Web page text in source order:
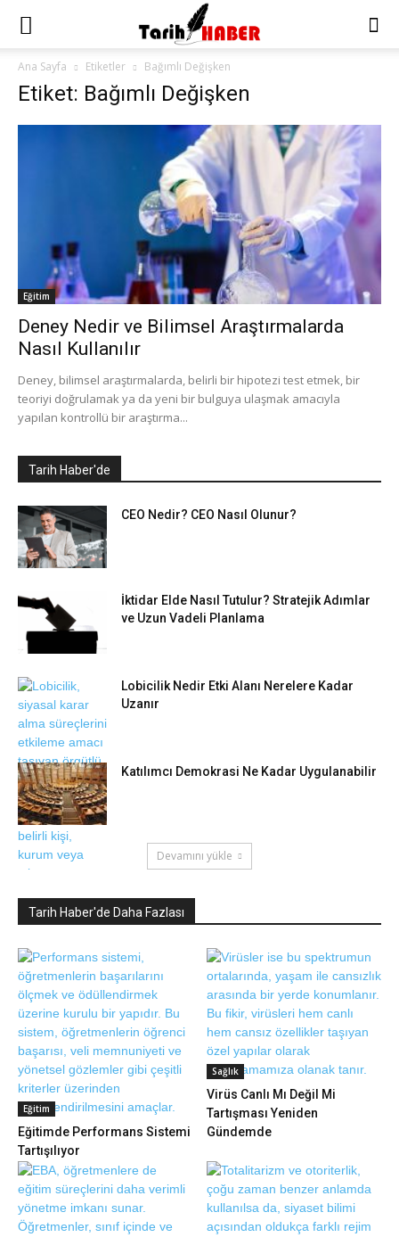
Ana Sayfa Etiketler Bağımlı Değişken
Etiket: Bağımlı Değişken
Eğitim
Deney Nedir ve Bilimsel Araştırmalarda
Nasıl Kullanılır
Deney, bilimsel araştırmalarda, belirli bir hipotezi test etmek, bir
teoriyi doğrulamak ya da yeni bir bulguya ulaşmak amacıyla
yapılan kontrollü bir araştırma...
Tarih Haber'de
CEO Nedir? CEO Nasıl Olunur?
İktidar Elde Nasıl Tutulur? Stratejik Adımlar
ve Uzun Vadeli Planlama
Lobicilik Nedir Etki Alanı Nerelere Kadar
Uzanır
Katılımcı Demokrasi Ne Kadar Uygulanabilir
Devamını yükle
Tarih Haber'de Daha Fazlası
Eğitim
Eğitimde Performans Sistemi
Tartışılıyor
Sağlık
Virüs Canlı Mı Değil Mi
Tartışması Yeniden
Gündemde